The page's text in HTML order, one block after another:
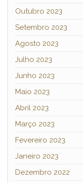
Outubro 2023
Setembro 2023
Agosto 2023
Julho 2023
Junho 2023
Maio 2023
Abril 2023
Março 2023
Fevereiro 2023
Janeiro 2023
Dezembro 2022